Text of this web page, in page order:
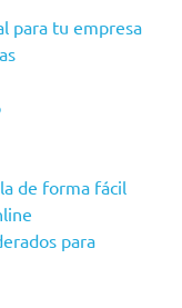
para tu empresa
de forma fácil
para